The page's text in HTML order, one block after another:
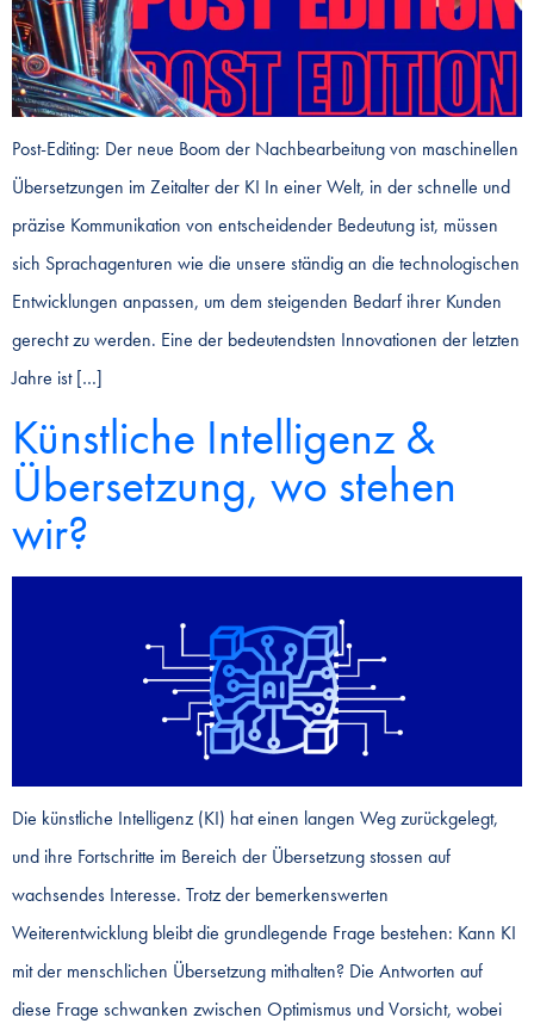
Post-Editing: Der neue Boom der Nachbearbeitung von maschinellen
Übersetzungen im Zeitalter der KI In einer Welt, in der schnelle und
präzise Kommunikation von entscheidender Bedeutung ist, müssen
sich Sprachagenturen wie die unsere ständig an die technologischen
Entwicklungen anpassen, um dem steigenden Bedarf ihrer Kunden
gerecht zu werden. Eine der bedeutendsten Innovationen der letzten
Jahre ist […]
Künstliche Intelligenz &
Übersetzung, wo stehen
wir?
Die künstliche Intelligenz (KI) hat einen langen Weg zurückgelegt,
und ihre Fortschritte im Bereich der Übersetzung stossen auf
wachsendes Interesse. Trotz der bemerkenswerten
Weiterentwicklung bleibt die grundlegende Frage bestehen: Kann KI
mit der menschlichen Übersetzung mithalten? Die Antworten auf
diese Frage schwanken zwischen Optimismus und Vorsicht, wobei